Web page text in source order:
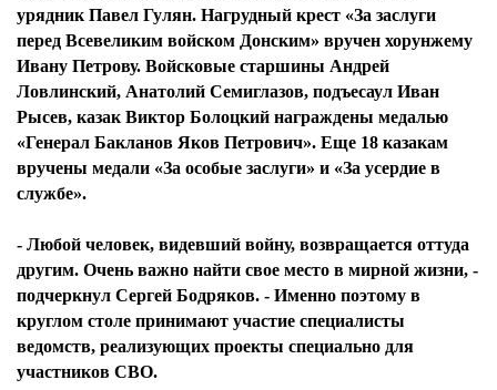
урядник Павел Гулян. Нагрудный крест «За заслуги
перед Всевеликим войском Донским» вручен хорунжему
Ивану Петрову. Войсковые старшины Андрей
Ловлинский, Анатолий Семиглазов, подъесаул Иван
Рысев, казак Виктор Болоцкий награждены медалью
«Генерал Бакланов Яков Петрович». Еще 18 казакам
вручены медали «За особые заслуги» и «За усердие в
службе».
- Любой человек, видевший войну, возвращается оттуда
другим. Очень важно найти свое место в мирной жизни, -
подчеркнул Сергей Бодряков. - Именно поэтому в
круглом столе принимают участие специалисты
ведомств, реализующих проекты специально для
участников СВО.